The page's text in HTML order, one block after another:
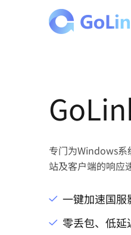
专门为Windows系
站及客户端的响应
一键加速国服
零丢包、低延